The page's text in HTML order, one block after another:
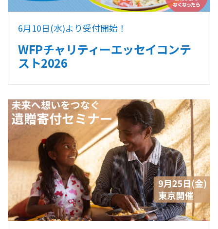
6月10日(水)より受付開始！
WFPチャリティーエッセイコンテ
スト2026